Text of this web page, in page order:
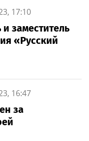
17:10
заместитель
«Русский
16:47
за